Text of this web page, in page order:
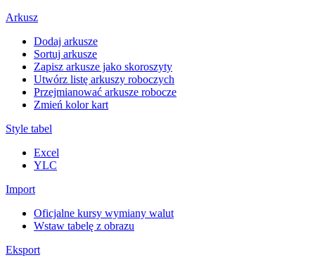
Arkusz
Dodaj arkusze
Sortuj arkusze
Zapisz arkusze jako skoroszyty
Utwórz listę arkuszy roboczych
Przejmianować arkusze robocze
Zmień kolor kart
Style tabel
Excel
YLC
Import
Oficjalne kursy wymiany walut
Wstaw tabelę z obrazu
Eksport